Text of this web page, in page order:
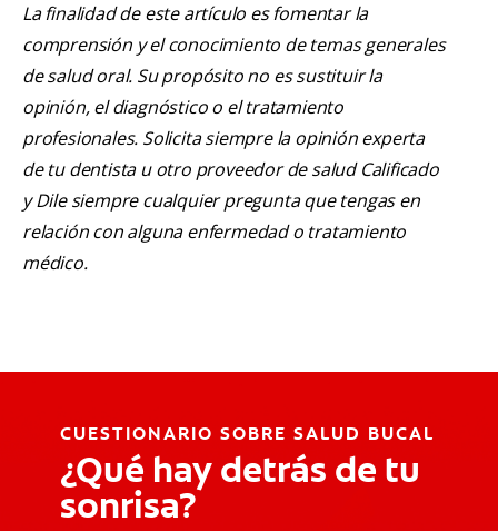
La finalidad de este artículo es fomentar la
comprensión y el conocimiento de temas generales
de salud oral. Su propósito no es sustituir la
opinión, el diagnóstico o el tratamiento
profesionales. Solicita siempre la opinión experta
de tu dentista u otro proveedor de salud Calificado
y Dile siempre cualquier pregunta que tengas en
relación con alguna enfermedad o tratamiento
médico.
CUESTIONARIO SOBRE SALUD BUCAL
¿Qué hay detrás de tu
sonrisa?